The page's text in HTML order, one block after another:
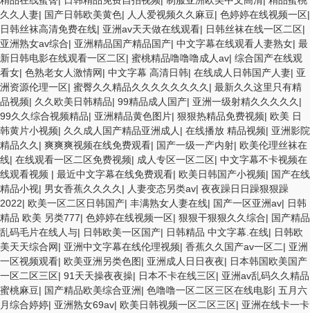
久久人妻| 国产日韩欧美黄色| 人人爱视频久久麻豆| 色婷婷在线视频一区|
日韩丝袜高清免费在线| 亚洲av天天做在线观看| 日韩丝袜在线一区二区|
亚洲熟女av综合| 亚洲精品国产精品国产| 中文字幕在线观看人妻熟女| 最
新日韩电影在线观看一区二区| 蜜桃精品噜噜噜成人av| 综合国产在线观
看女| 色熟老女人激情网| 中文字幕 高清日韩| 在线成人日韩国产人妻| 亚
洲资源伦理一区| 蜜臀久久精品久久久久久久久久 | 最新久久这里只有精
品视频| 久久欧美日韩精品| 99精品成人国产| 亚洲一级射精久久久久久 |
99久久综合视频精品| 亚洲精品黄色图片| 狠狠热精品免费视频| 欧美 日
韩黄片小视频| 久久成人国产精品亚洲成人 | 在线播放 精品视频| 亚洲影院
精品久久 | 爽爽爽视频在线免费观看| 国产一级一产内射| 欧美伦理丝袜在
线| 在线观看一区二区免费视频| 成人专区一区二区| 中文字幕不卡视频在
线观看视频 | 最近中文字幕在线免费观看| 欧美日韩国产小视频| 国产在线
精品小视| 男女香蕉久久久久 | 人妻变态另类av| 夜夜躁日日躁狠狠躁
2022| 欧美一区二区日韩国产| 丰满熟女人妻在线| 国产一区亚洲av| 日韩
精品 欧美 另类777| 色婷婷在线视频一区| 狠狠干狠狠久久综合| 国产精品
乱码毛片在线人与| 日韩欧美一区国产| 日韩精品 中文字幕.在线| 日韩欧
美天天综合网| 亚洲中文字幕在线伦理视频| 香蕉久久国产av一区二| 亚洲
一区视频观看| 欧美亚洲另类色图| 亚洲成人日日夜夜| 日本韩国欧美国产
一区二区三区| 91天天操夜夜操| 日本不卡在线三区| 亚洲av乱码久久精品
蜜桃麻豆| 国产精品欧美综合亚洲| 色噜噜一区二区三区在线电影| 五月六
月综合婷婷| 亚洲熟女69av| 欧美日韩视频一区二区三区| 亚洲在线卡一卡